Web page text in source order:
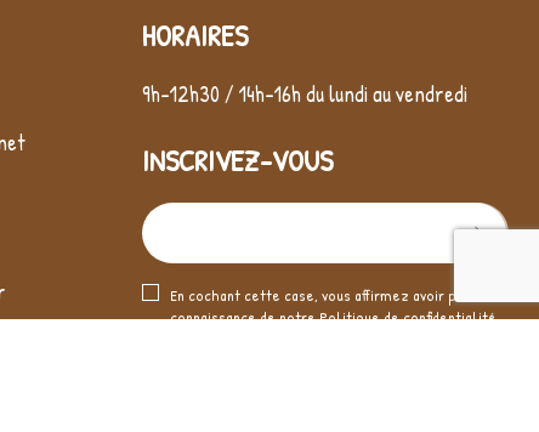
HORAIRES
En cochant cette case, vous affirmez avoir pris
connaissance de notrePolitique de confidentialité
9h-12h30 / 14h-16h du lundi au vendredi
INSCRIVEZ-VOUS